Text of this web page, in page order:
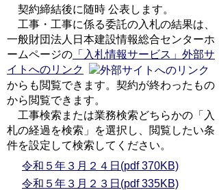
契約締結後に随時 公表します。
工事・工事に係る委託の入札の結果は、
一般財団法人日本建設情報総合センターホ
ームページの 「入札情報サービス」外部サ
イトへのリンク
からも閲覧できます。契約が終わったもの
から閲覧できます。
工事検索または業務検索どちらかの「入
札の経過を検索」を選択し、閲覧したい条
件を設定して検索してください。
令和５年３月２４日(pdf 370KB)
令和５年３月２３日(pdf 335KB)